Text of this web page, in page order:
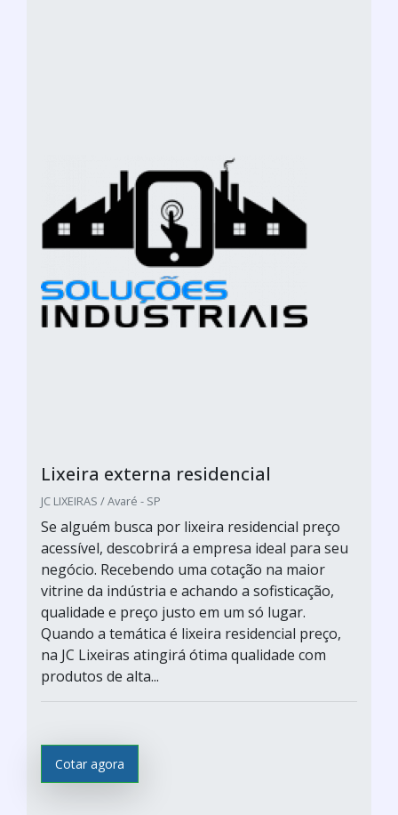
Lixeira externa residencial
JC LIXEIRAS / Avaré - SP
Se alguém busca por lixeira residencial preço
acessível, descobrirá a empresa ideal para seu
negócio. Recebendo uma cotação na maior
vitrine da indústria e achando a sofisticação,
qualidade e preço justo em um só lugar.
Quando a temática é lixeira residencial preço,
na JC Lixeiras atingirá ótima qualidade com
produtos de alta...
Cotar agora